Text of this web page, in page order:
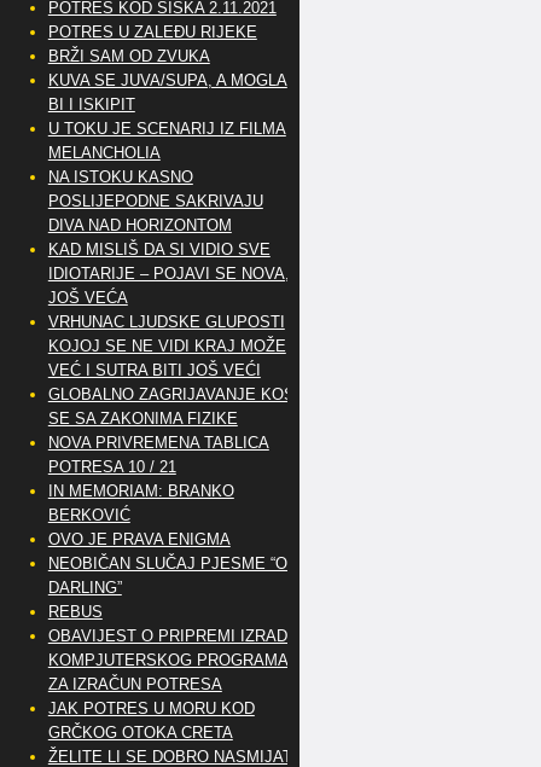
POTRES KOD SISKA 2.11.2021
POTRES U ZALEĐU RIJEKE
BRŽI SAM OD ZVUKA
KUVA SE JUVA/SUPA, A MOGLA
BI I ISKIPIT
U TOKU JE SCENARIJ IZ FILMA
MELANCHOLIA
NA ISTOKU KASNO
POSLIJEPODNE SAKRIVAJU
DIVA NAD HORIZONTOM
KAD MISLIŠ DA SI VIDIO SVE
IDIOTARIJE – POJAVI SE NOVA,..
JOŠ VEĆA
VRHUNAC LJUDSKE GLUPOSTI
KOJOJ SE NE VIDI KRAJ MOŽE
VEĆ I SUTRA BITI JOŠ VEĆI
GLOBALNO ZAGRIJAVANJE KOSI
SE SA ZAKONIMA FIZIKE
NOVA PRIVREMENA TABLICA
POTRESA 10 / 21
IN MEMORIAM: BRANKO
BERKOVIĆ
OVO JE PRAVA ENIGMA
NEOBIČAN SLUČAJ PJESME “OH
DARLING”
REBUS
OBAVIJEST O PRIPREMI IZRADE
KOMPJUTERSKOG PROGRAMA
ZA IZRAČUN POTRESA
JAK POTRES U MORU KOD
GRČKOG OTOKA CRETA
ŽELITE LI SE DOBRO NASMIJATI